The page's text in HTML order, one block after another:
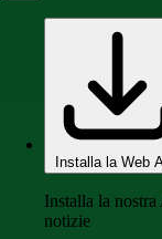
Installa la Web
Installa la
notizie